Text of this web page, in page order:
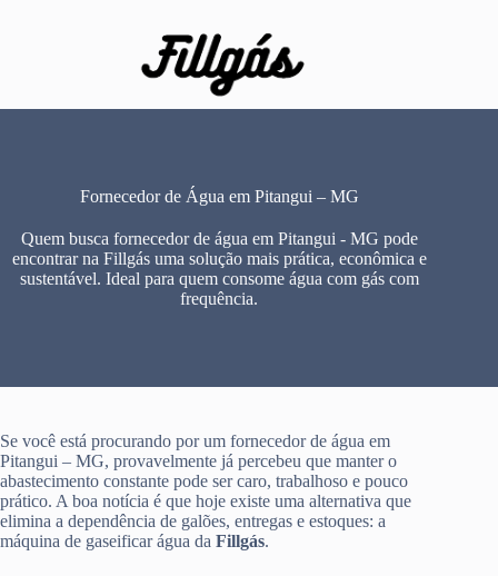
Fornecedor de Água em Pitangui – MG
Quem busca fornecedor de água em Pitangui - MG pode
encontrar na Fillgás uma solução mais prática, econômica e
sustentável. Ideal para quem consome água com gás com
frequência.
Se você está procurando por um fornecedor de água em
Pitangui – MG, provavelmente já percebeu que manter o
abastecimento constante pode ser caro, trabalhoso e pouco
prático. A boa notícia é que hoje existe uma alternativa que
elimina a dependência de galões, entregas e estoques: a
máquina de gaseificar água da Fillgás.